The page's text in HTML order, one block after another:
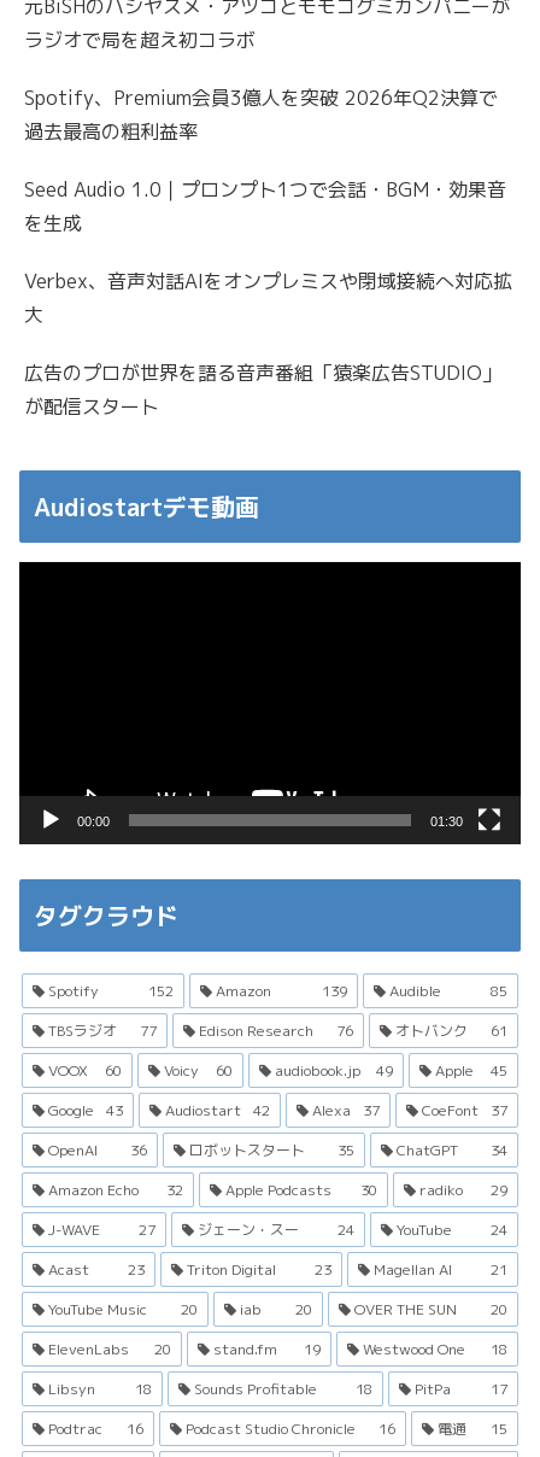
元BiSHのハシヤスメ・アツコとモモコグミカンパニーが
ラジオで局を超え初コラボ
Spotify、Premium会員3億人を突破 2026年Q2決算で
過去最高の粗利益率
Seed Audio 1.0｜プロンプト1つで会話・BGM・効果音
を生成
Verbex、音声対話AIをオンプレミスや閉域接続へ対応拡
大
広告のプロが世界を語る音声番組「猿楽広告STUDIO」
が配信スタート
Audiostartデモ動画
00:00 01:30
タグクラウド
Spotify 152 Amazon 139 Audible
85
TBSラジオ
77 Edison Research 76 オトバンク
61
VOOX
60 Voicy 60 audiobook.jp 49 Apple
45
Google
43 Audiostart 42 Alexa 37 CoeFont
37
OpenAI
36 ロボットスタート 35 ChatGPT
34
Amazon Echo
32 Apple Podcasts 30 radiko
29
J-WAVE
27 ジェーン・スー 24 YouTube
24
Acast
23 Triton Digital 23 Magellan AI
21
YouTube Music
20 iab 20 OVER THE SUN
20
ElevenLabs
20 stand.fm 19 Westwood One
18
Libsyn
18 Sounds Profitable 18 PitPa
17
Podtrac
16 Podcast Studio Chronicle 16 電通
15